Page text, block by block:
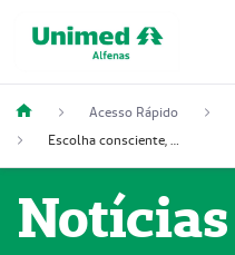
Acesso Rápido
Escolha consciente, escolha o coop
Notícias